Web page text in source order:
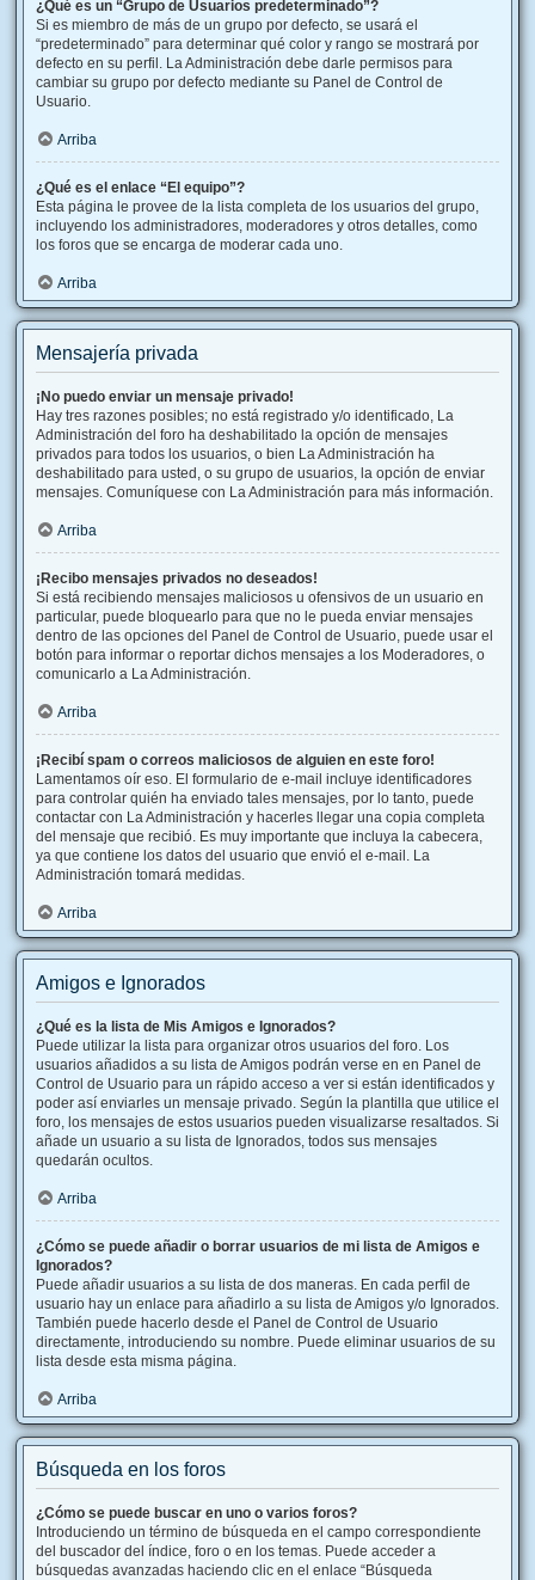
¿Qué es un “Grupo de Usuarios predeterminado”?
Si es miembro de más de un grupo por defecto, se usará el
“predeterminado” para determinar qué color y rango se mostrará por
defecto en su perfil. La Administración debe darle permisos para
cambiar su grupo por defecto mediante su Panel de Control de
Usuario.
Arriba
¿Qué es el enlace “El equipo”?
Esta página le provee de la lista completa de los usuarios del grupo,
incluyendo los administradores, moderadores y otros detalles, como
los foros que se encarga de moderar cada uno.
Arriba
Mensajería privada
¡No puedo enviar un mensaje privado!
Hay tres razones posibles; no está registrado y/o identificado, La
Administración del foro ha deshabilitado la opción de mensajes
privados para todos los usuarios, o bien La Administración ha
deshabilitado para usted, o su grupo de usuarios, la opción de enviar
mensajes. Comuníquese con La Administración para más información.
Arriba
¡Recibo mensajes privados no deseados!
Si está recibiendo mensajes maliciosos u ofensivos de un usuario en
particular, puede bloquearlo para que no le pueda enviar mensajes
dentro de las opciones del Panel de Control de Usuario, puede usar el
botón para informar o reportar dichos mensajes a los Moderadores, o
comunicarlo a La Administración.
Arriba
¡Recibí spam o correos maliciosos de alguien en este foro!
Lamentamos oír eso. El formulario de e-mail incluye identificadores
para controlar quién ha enviado tales mensajes, por lo tanto, puede
contactar con La Administración y hacerles llegar una copia completa
del mensaje que recibió. Es muy importante que incluya la cabecera,
ya que contiene los datos del usuario que envió el e-mail. La
Administración tomará medidas.
Arriba
Amigos e Ignorados
¿Qué es la lista de Mis Amigos e Ignorados?
Puede utilizar la lista para organizar otros usuarios del foro. Los
usuarios añadidos a su lista de Amigos podrán verse en en Panel de
Control de Usuario para un rápido acceso a ver si están identificados y
poder así enviarles un mensaje privado. Según la plantilla que utilice el
foro, los mensajes de estos usuarios pueden visualizarse resaltados. Si
añade un usuario a su lista de Ignorados, todos sus mensajes
quedarán ocultos.
Arriba
¿Cómo se puede añadir o borrar usuarios de mi lista de Amigos e
Ignorados?
Puede añadir usuarios a su lista de dos maneras. En cada perfil de
usuario hay un enlace para añadirlo a su lista de Amigos y/o Ignorados.
También puede hacerlo desde el Panel de Control de Usuario
directamente, introduciendo su nombre. Puede eliminar usuarios de su
lista desde esta misma página.
Arriba
Búsqueda en los foros
¿Cómo se puede buscar en uno o varios foros?
Introduciendo un término de búsqueda en el campo correspondiente
del buscador del índice, foro o en los temas. Puede acceder a
búsquedas avanzadas haciendo clic en el enlace “Búsqueda